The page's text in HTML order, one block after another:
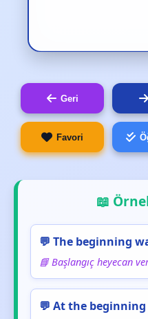
Geri
Favori
📖
💬 The beginning
📘 Başlangıç heyecan
💬 At the beginning